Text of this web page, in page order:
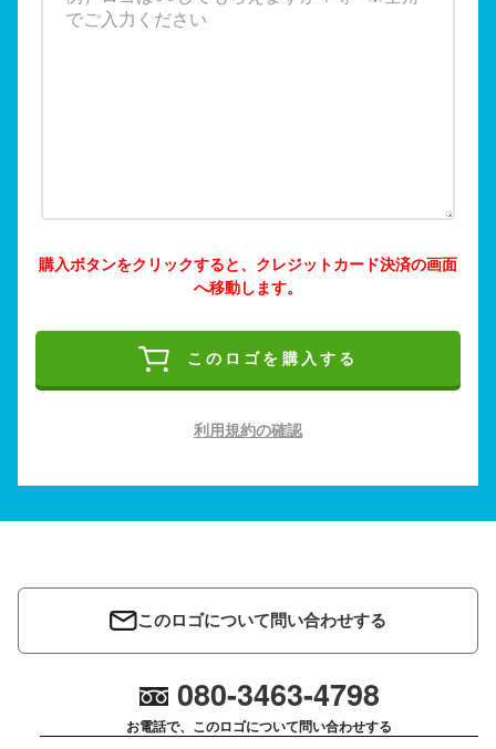
購入ボタンをクリックすると、クレジットカード決済の画面
へ移動します。
このロゴを購入する
利用規約の確認
このロゴについて問い合わせする
080-3463-4798
お電話で、このロゴについて問い合わせする